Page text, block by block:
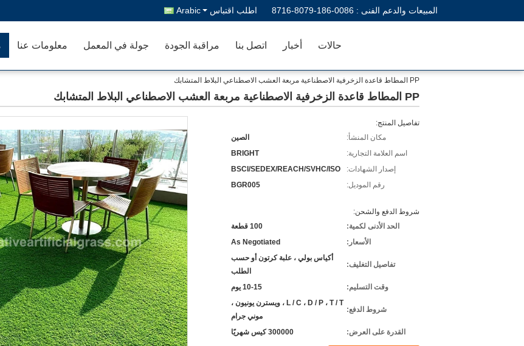
المبيعات والدعم الفنى : 0086-186-8079-8716 اطلب اقتباس Arabic
معلومات عنا جولة في المعمل مراقبة الجودة اتصل بنا أخبار حالات
PP المطاط قاعدة الزخرفية الاصطناعية مربعة العشب الاصطناعي البلاط المتشابك
PP المطاط قاعدة الزخرفية الاصطناعية مربعة العشب الاصطناعي البلاط المتشابك
تفاصيل المنتج:
مكان المنشأ:
الصين
اسم العلامة التجارية:
BRIGHT
إصدار الشهادات:
BSCI/SEDEX/REACH/SVHC/ISO
رقم الموديل:
BGR005
شروط الدفع والشحن:
الحد الأدنى لكمية:
100 قطعة
الأسعار:
As Negotiated
تفاصيل التغليف:
أكياس بولي ، علبة كرتون أو حسب
الطلب
وقت التسليم:
10-15 يوم
شروط الدفع:
L / C ، D / P ، T / T ، ويسترن يونيون ،
موني جرام
القدرة على العرض:
300000 كيس شهريًا